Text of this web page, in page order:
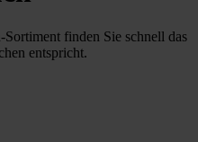
finden Sie schnell das
entspricht.